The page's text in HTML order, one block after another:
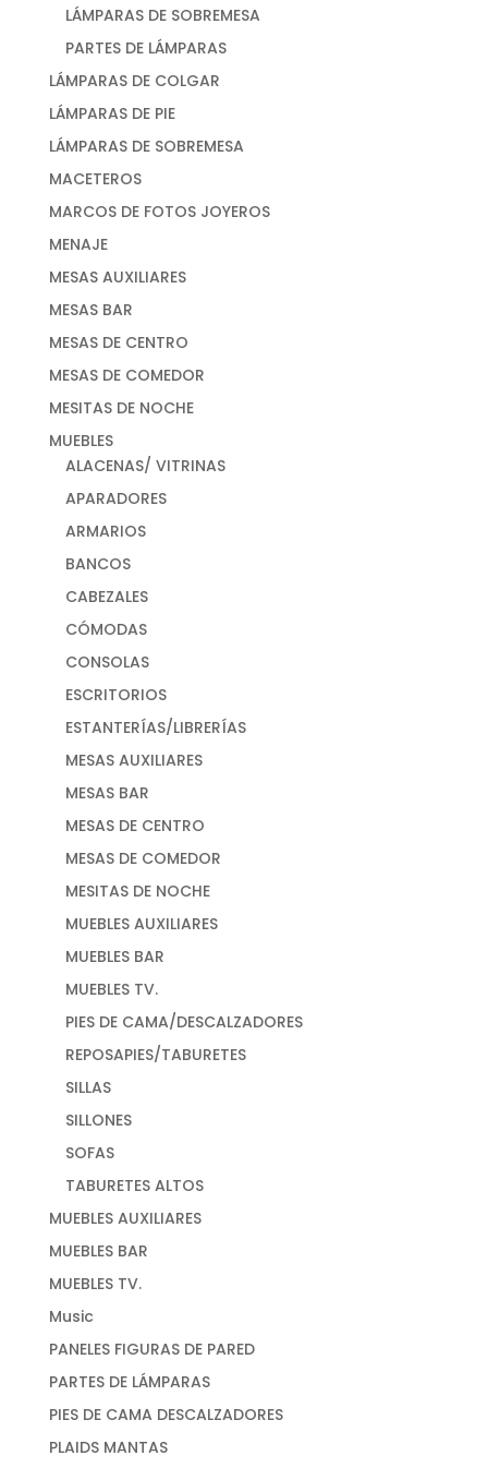
LÁMPARAS DE SOBREMESA
PARTES DE LÁMPARAS
LÁMPARAS DE COLGAR
LÁMPARAS DE PIE
LÁMPARAS DE SOBREMESA
MACETEROS
MARCOS DE FOTOS JOYEROS
MENAJE
MESAS AUXILIARES
MESAS BAR
MESAS DE CENTRO
MESAS DE COMEDOR
MESITAS DE NOCHE
MUEBLES
ALACENAS/ VITRINAS
APARADORES
ARMARIOS
BANCOS
CABEZALES
CÓMODAS
CONSOLAS
ESCRITORIOS
ESTANTERÍAS/LIBRERÍAS
MESAS AUXILIARES
MESAS BAR
MESAS DE CENTRO
MESAS DE COMEDOR
MESITAS DE NOCHE
MUEBLES AUXILIARES
MUEBLES BAR
MUEBLES TV.
PIES DE CAMA/DESCALZADORES
REPOSAPIES/TABURETES
SILLAS
SILLONES
SOFAS
TABURETES ALTOS
MUEBLES AUXILIARES
MUEBLES BAR
MUEBLES TV.
Music
PANELES FIGURAS DE PARED
PARTES DE LÁMPARAS
PIES DE CAMA DESCALZADORES
PLAIDS MANTAS